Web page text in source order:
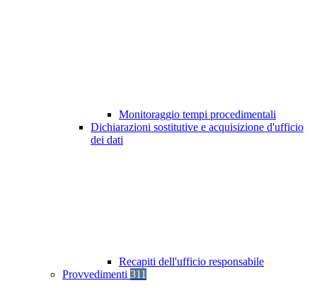
Monitoraggio tempi procedimentali
Dichiarazioni sostitutive e acquisizione d'ufficio
dei dati
Recapiti dell'ufficio responsabile
Provvedimenti 311